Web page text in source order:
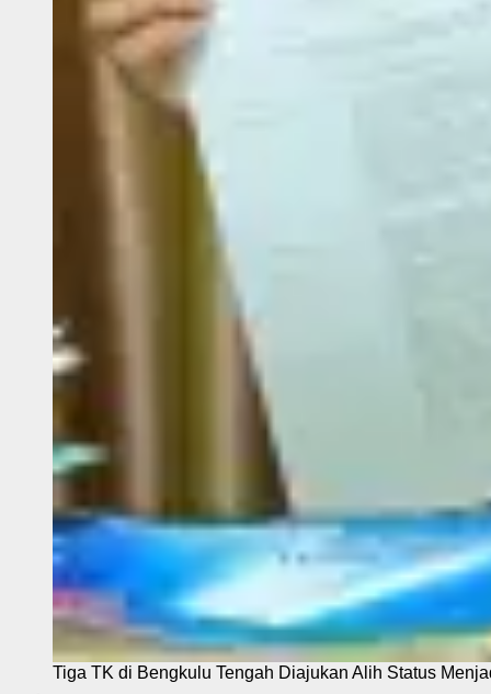
Tiga TK di Bengkulu Tengah Diajukan Alih Status